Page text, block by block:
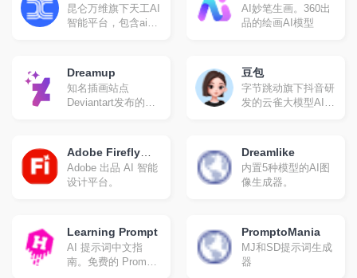
昆仑万维旗下天工AI
智能平台，包含ai对
AI妙笔生画。360出
品的绘画AI模型
Dreamup
知名插画站点
Deviantart发布的AI
豆包
字节跳动旗下抖音研
发的云雀大模型AI对
Adobe Firefly
(Beta)
Adobe 出品 AI 智能
设计平台。
Dreamlike
内置5种模型的AI图
像生成器。
Learning Prompt
AI 提示词中文指
南。免费的 Prompt
PromptoMania
MJ和SD提示词生成
器